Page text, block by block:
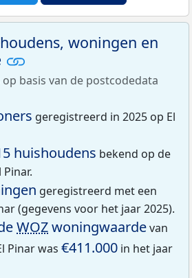
woningen en
basis van de postcodedata
geregistreerd in 2025 op El
huishoudens bekend op de
geregistreerd met een
(gegevens voor het jaar 2025).
WOZwoningwaardevan
Pinar was €411.000 in het jaar